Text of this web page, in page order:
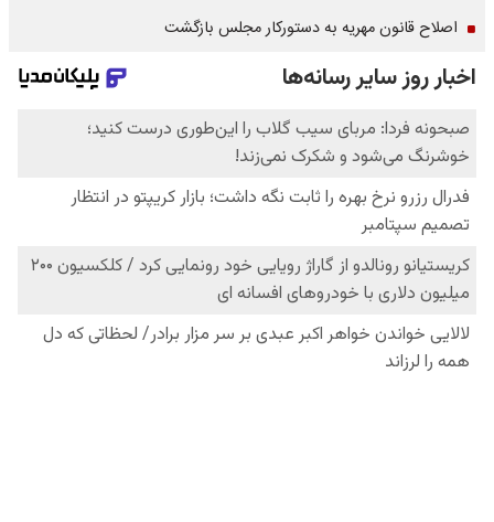
اصلاح قانون مهریه به دستورکار مجلس بازگشت